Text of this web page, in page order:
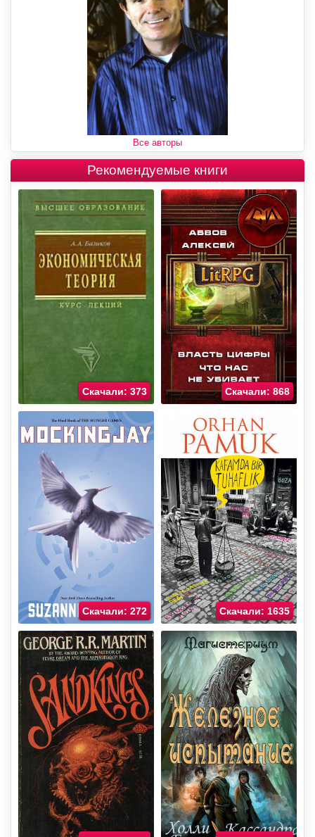
Все авторы
Рекомендуемые книги
Скачали: 373 Скачали: 868
Скачали: 272 Скачали: 1635